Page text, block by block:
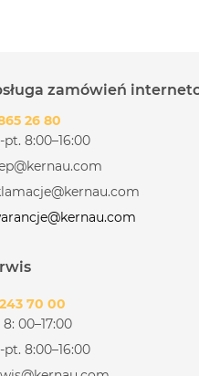
zamówień
26 80
pt. 8:00–16:00
70 00
8: 00–17:00
8:00–16:00